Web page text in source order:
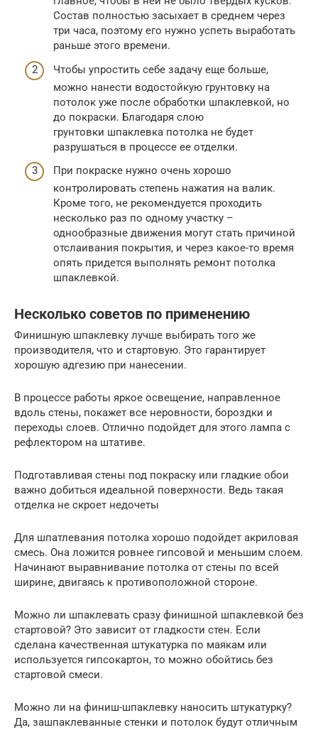
Состав полностью засыхает в среднем через
три часа, поэтому его нужно успеть выработать
раньше этого времени.
Чтобы упростить себе задачу еще больше,
можно нанести водостойкую грунтовку на
потолок уже после обработки шпаклевкой, но
до покраски. Благодаря слою
грунтовки шпаклевка потолка не будет
разрушаться в процессе ее отделки.
При покраске нужно очень хорошо
контролировать степень нажатия на валик.
Кроме того, не рекомендуется проходить
несколько раз по одному участку –
однообразные движения могут стать причиной
отслаивания покрытия, и через какое-то время
опять придется выполнять ремонт потолка
шпаклевкой.
Несколько советов по применению
Финишную шпаклевку лучше выбирать того же
производителя, что и стартовую. Это гарантирует
хорошую адгезию при нанесении.
В процессе работы яркое освещение, направленное
вдоль стены, покажет все неровности, бороздки и
переходы слоев. Отлично подойдет для этого лампа с
рефлектором на штативе.
Подготавливая стены под покраску или гладкие обои
важно добиться идеальной поверхности. Ведь такая
отделка не скроет недочеты
Для шпатлевания потолка хорошо подойдет акриловая
смесь. Она ложится ровнее гипсовой и меньшим слоем.
Начинают выравнивание потолка от стены по всей
ширине, двигаясь к противоположной стороне.
Можно ли шпаклевать сразу финишной шпаклевкой без
стартовой? Это зависит от гладкости стен. Если
сделана качественная штукатурка по маякам или
используется гипсокартон, то можно обойтись без
стартовой смеси.
Можно ли на финиш-шпаклевку наносить штукатурку?
Да, зашпаклеванные стенки и потолок будут отличным